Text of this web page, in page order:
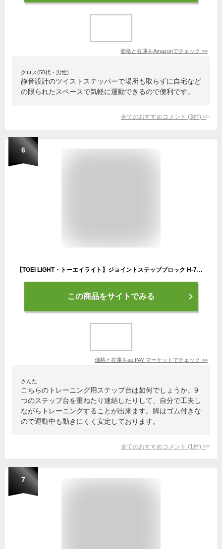
価格と在庫をAmazonでチェック >>
クロス(50代・男性)
静音設計のツイストステッパーで場所も取らずに自宅など
の限られたスペースで気軽に運動できるので便利です。
全てのおすすめコメント (3件) >
6
【TOEI LIGHT・トーエイライト】ジョイントステップブロック H-7351（H7351） 踏み台昇降運動 ステップ台 ジスタス XYSTUS
この商品をサイトでみる
価格と在庫をau PAY マーケット でチェック >>
さんた
こちらのトレーニング用ステップ台は如何でしょうか。9
つのステップ台を重ねたり連結したりして、自分で工夫し
ながらトレーニングすることが出来ます。脚はゴム付きな
ので運動中も動きにくく安定しております。
全てのおすすめコメント (1 件) >
7